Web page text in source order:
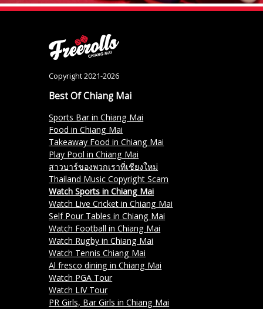
Copyright 2021-2026
Best Of Chiang Mai
Sports Bar in Chiang Mai
Food in Chiang Mai
Takeaway Food in Chiang Mai
Play Pool in Chiang Mai
สาวบาร์ของพวกเราที่เชียงใหม่
Thailand Music Copyright Scam
Watch Sports in Chiang Mai
Watch Live Cricket in Chiang Mai
Self Pour Tables in Chiang Mai
Watch Football in Chiang Mai
Watch Rugby in Chiang Mai
Watch Tennis Chiang Mai
Al fresco dining in Chiang Mai
Watch PGA Tour
Watch LIV Tour
PR Girls, Bar Girls in Chiang Mai